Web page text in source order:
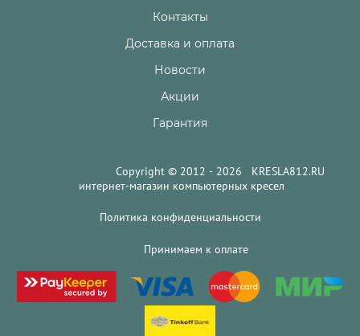
Контакты
Доставка и оплата
Новости
Акции
Гарантия
Copyright © 2012 - 2026 KRESLA812.RU
интернет-магазин компьютерных кресел
Политика конфиденциальности
Принимаем к оплате